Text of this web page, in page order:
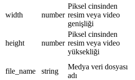
width number
Piksel cinsinden
resim veya video
genişliği
height number
Piksel cinsinden
resim veya video
yüksekliği
file_name string
Medya veri dosyası
adı